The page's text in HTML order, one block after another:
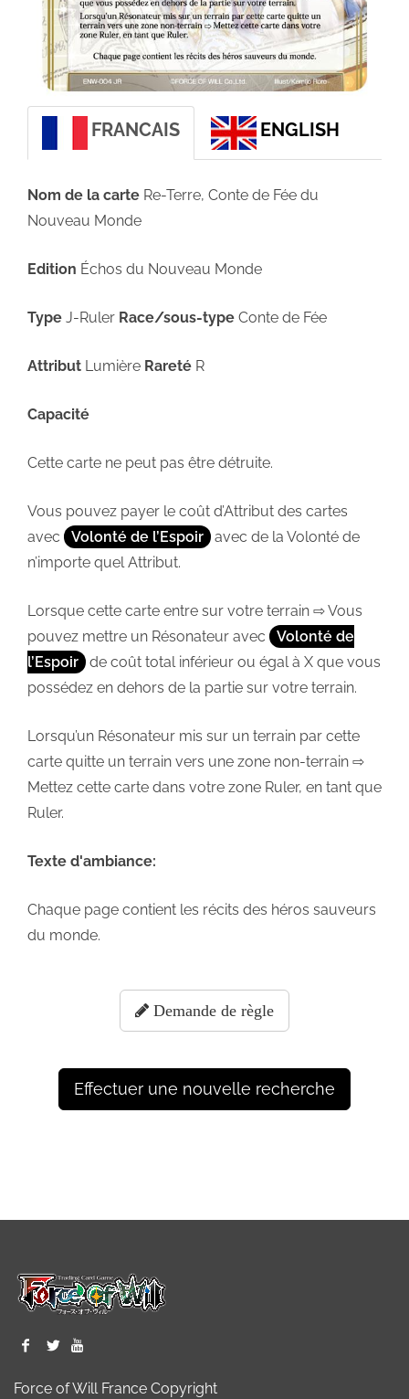
FRANCAIS ENGLISH
Nom de la carte Re-Terre, Conte de Fée du
Nouveau Monde
Edition Échos du Nouveau Monde
Type J-Ruler Race/sous-type Conte de Fée
Attribut Lumière Rareté R
Capacité
Cette carte ne peut pas être détruite.
Vous pouvez payer le coût d’Attribut des cartes
avec
Volonté de l’Espoir
avec de la Volonté de
n’importe quel Attribut.
Lorsque cette carte entre sur votre terrain ⇨ Vous
pouvez mettre un Résonateur avec
Volonté de
l’Espoir
de coût total inférieur ou égal à X que vous
possédez en dehors de la partie sur votre terrain.
Lorsqu’un Résonateur mis sur un terrain par cette
carte quitte un terrain vers une zone non-terrain ⇨
Mettez cette carte dans votre zone Ruler, en tant que
Ruler.
Texte d'ambiance:
Chaque page contient les récits des héros sauveurs
du monde.
Demande de règle
Effectuer une nouvelle recherche
Force of Will France Copyright